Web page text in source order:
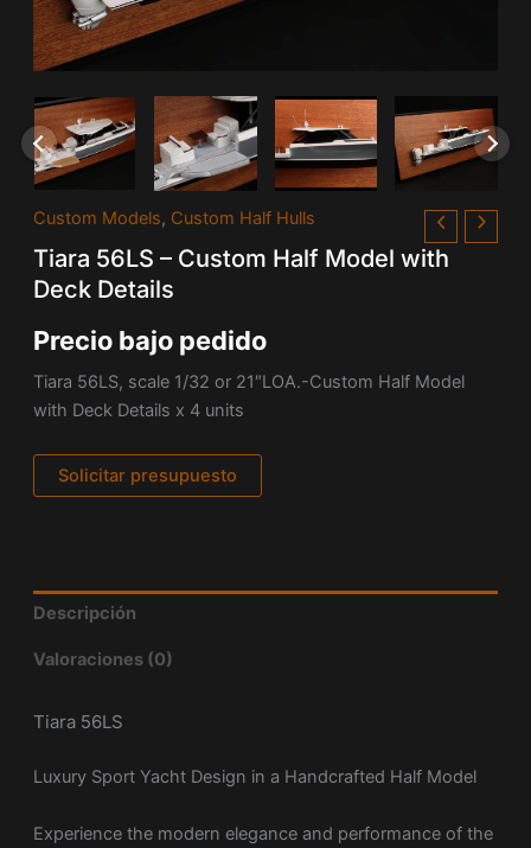
Custom Models, Custom Half Hulls
Tiara 56LS – Custom Half Model with
Deck Details
Precio bajo pedido
Tiara 56LS, scale 1/32 or 21″LOA.-Custom Half Model
with Deck Details x 4 units
Solicitar presupuesto
Descripción
Valoraciones (0)
Tiara 56LS
Luxury Sport Yacht Design in a Handcrafted Half Model
Experience the modern elegance and performance of the